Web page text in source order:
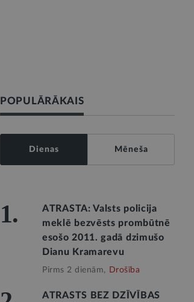
POPULĀRĀKAIS
Dienas Mēneša
1.
ATRASTA: Valsts policija
meklē bezvēsts prombūtnē
esošo 2011. gadā dzimušo
Dianu Kramarevu
Pirms 2 dienām, Drošība
ATRASTS BEZ DZĪVĪBAS